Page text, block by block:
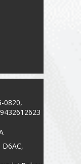
0820,
D6AC,